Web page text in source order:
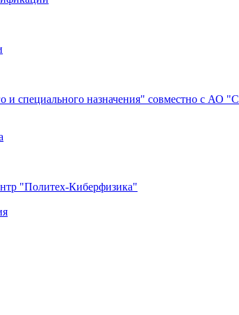
и специального назначения" совместно с
"Политех-Киберфизика"